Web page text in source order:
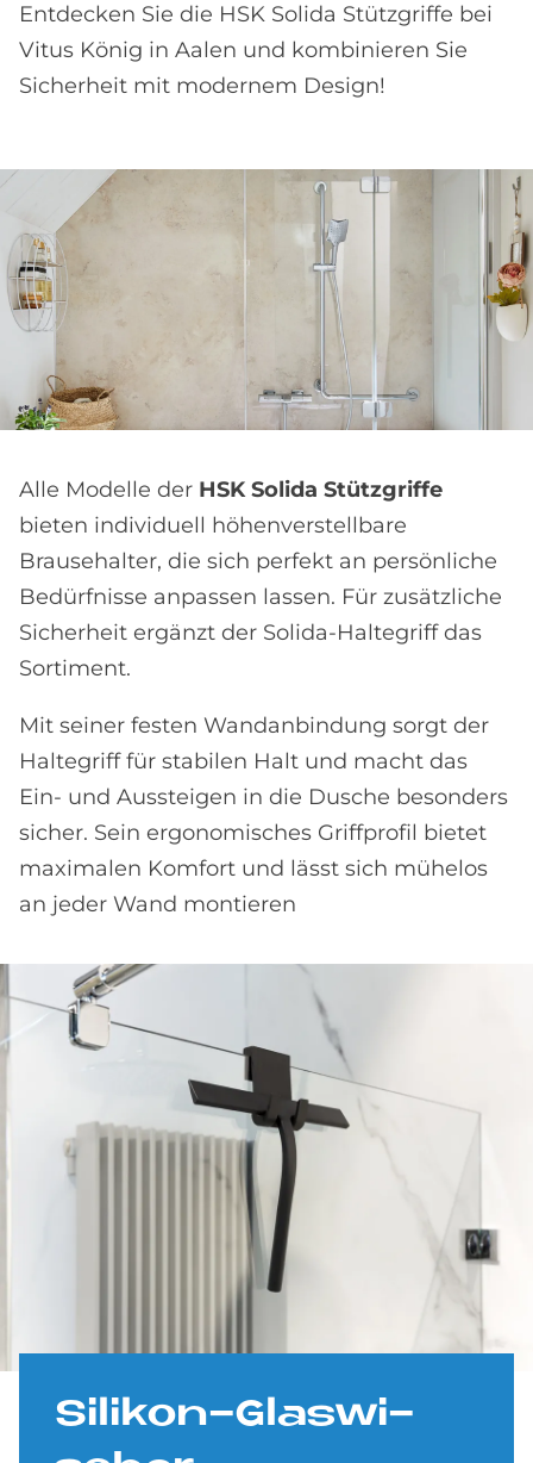
Entdecken Sie die HSK Solida Stützgriffe bei
Vitus König in Aalen und kombinieren Sie
Sicherheit mit modernem Design!
Alle Modelle der HSK Solida Stützgriffe
bieten individuell höhenverstellbare
Brausehalter, die sich perfekt an persönliche
Bedürfnisse anpassen lassen. Für zusätzliche
Sicherheit ergänzt der Solida-Haltegriff das
Sortiment.
Mit seiner festen Wandanbindung sorgt der
Haltegriff für stabilen Halt und macht das
Ein- und Aussteigen in die Dusche besonders
sicher. Sein ergonomisches Griffprofil bietet
maximalen Komfort und lässt sich mühelos
an jeder Wand montieren
Si­li­kon-Glas­wi­